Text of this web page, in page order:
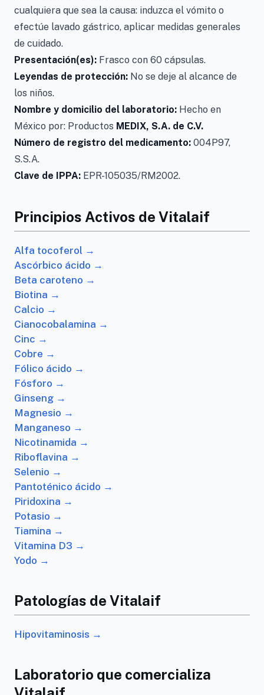
cualquiera que sea la causa: induzca el vómito o
efectúe lavado gástrico, aplicar medidas generales
de cuidado.
Presentación(es): Frasco con 60 cápsulas.
Leyendas de protección: No se deje al alcance de
los niños.
Nombre y domicilio del laboratorio: Hecho en
México por: Productos MEDIX, S.A. de C.V.
Número de registro del medicamento: 004P97,
S.S.A.
Clave de IPPA: EPR-105035/RM2002.
Principios Activos de Vitalaif
Alfa tocoferol →
Ascórbico ácido →
Beta caroteno →
Biotina →
Calcio →
Cianocobalamina →
Cinc →
Cobre →
Fólico ácido →
Fósforo →
Ginseng →
Magnesio →
Manganeso →
Nicotinamida →
Riboflavina →
Selenio →
Pantoténico ácido →
Piridoxina →
Potasio →
Tiamina →
Vitamina D3 →
Yodo →
Patologías de Vitalaif
Hipovitaminosis →
Laboratorio que comercializa